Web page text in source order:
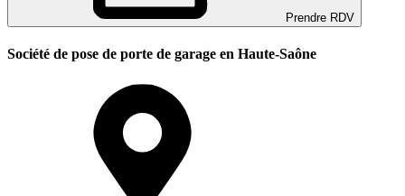
Prendre RDV
Société de pose de porte de garage en Haute-Saône